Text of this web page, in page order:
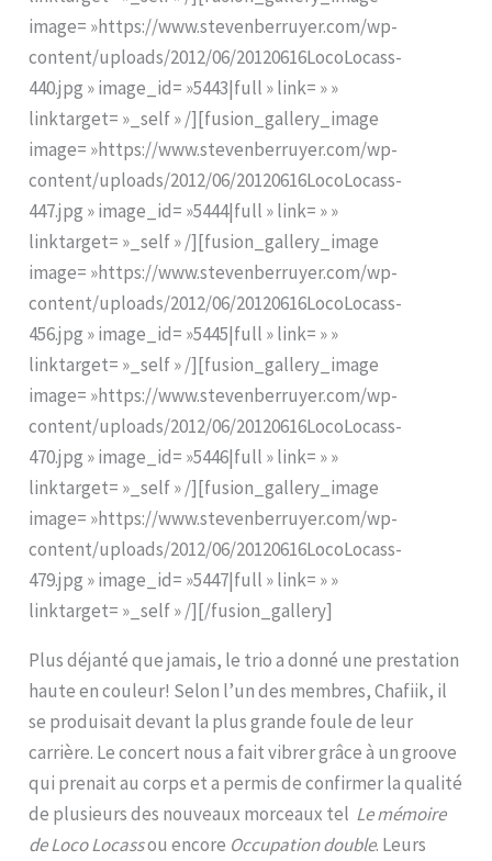
image= »https://www.stevenberruyer.com/wp-
content/uploads/2012/06/20120616LocoLocass-
440.jpg » image_id= »5443|full » link= » »
linktarget= »_self » /][fusion_gallery_image
image= »https://www.stevenberruyer.com/wp-
content/uploads/2012/06/20120616LocoLocass-
447.jpg » image_id= »5444|full » link= » »
linktarget= »_self » /][fusion_gallery_image
image= »https://www.stevenberruyer.com/wp-
content/uploads/2012/06/20120616LocoLocass-
456.jpg » image_id= »5445|full » link= » »
linktarget= »_self » /][fusion_gallery_image
image= »https://www.stevenberruyer.com/wp-
content/uploads/2012/06/20120616LocoLocass-
470.jpg » image_id= »5446|full » link= » »
linktarget= »_self » /][fusion_gallery_image
image= »https://www.stevenberruyer.com/wp-
content/uploads/2012/06/20120616LocoLocass-
479.jpg » image_id= »5447|full » link= » »
linktarget= »_self » /][/fusion_gallery]
Plus déjanté que jamais, le trio a donné une prestation
haute en couleur! Selon l’un des membres, Chafiik, il
se produisait devant la plus grande foule de leur
carrière. Le concert nous a fait vibrer grâce à un groove
qui prenait au corps et a permis de confirmer la qualité
de plusieurs des nouveaux morceaux tel Le mémoire
de Loco Locassou encore Occupation double. Leurs